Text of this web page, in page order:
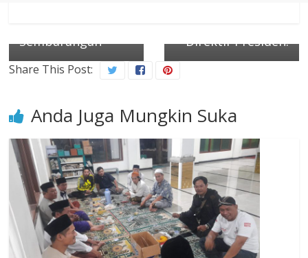
Sembarangan
Direktif Presiden.
Share This Post:
Anda Juga Mungkin Suka